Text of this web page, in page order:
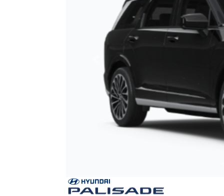
Previous